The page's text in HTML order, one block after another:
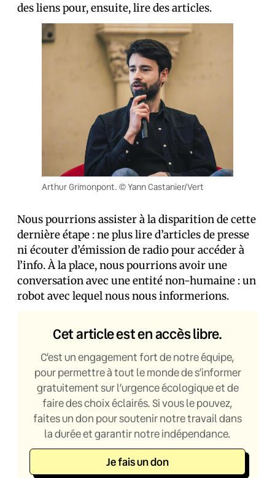
des liens pour, ensuite, lire des articles.
Arthur Grimonpont. © Yann Castanier/Vert
Nous pourrions assister à la disparition de cette
dernière étape : ne plus lire d’articles de presse
ni écouter d’émission de radio pour accéder à
l’info. À la place, nous pourrions avoir une
conversation avec une entité non-humaine : un
robot avec lequel nous nous informerions.
Cet article est en accès libre.
C’est un engagement fort de notre équipe,
pour permettre à tout le monde de s’informer
gratuitement sur l’urgence écologique et de
faire des choix éclairés. Si vous le pouvez,
faites un don pour soutenir notre travail dans
la durée et garantir notre indépendance.
Je fais un don